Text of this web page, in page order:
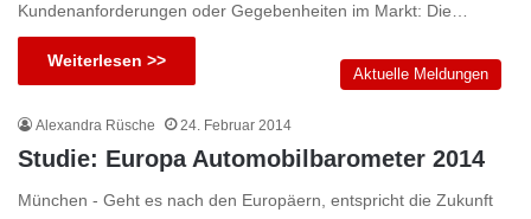
Kundenanforderungen oder Gegebenheiten im Markt: Die…
Weiterlesen >>
Aktuelle Meldungen
Alexandra Rüsche 24. Februar 2014
Studie: Europa Automobilbarometer 2014
München - Geht es nach den Europäern, entspricht die Zukunft